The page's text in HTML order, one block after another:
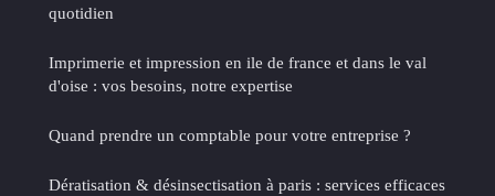
quotidien
Imprimerie et impression en ile de france et dans le val
d'oise : vos besoins, notre expertise
Quand prendre un comptable pour votre entreprise ?
Dératisation & désinsectisation à paris : services efficaces